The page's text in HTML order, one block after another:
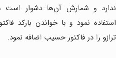
ندارد و شمارش آن‌ها دشوار است
استفاده نمود و با خواندن بارکد
ترازو را در فاکتور حسیب اضافه نمود.